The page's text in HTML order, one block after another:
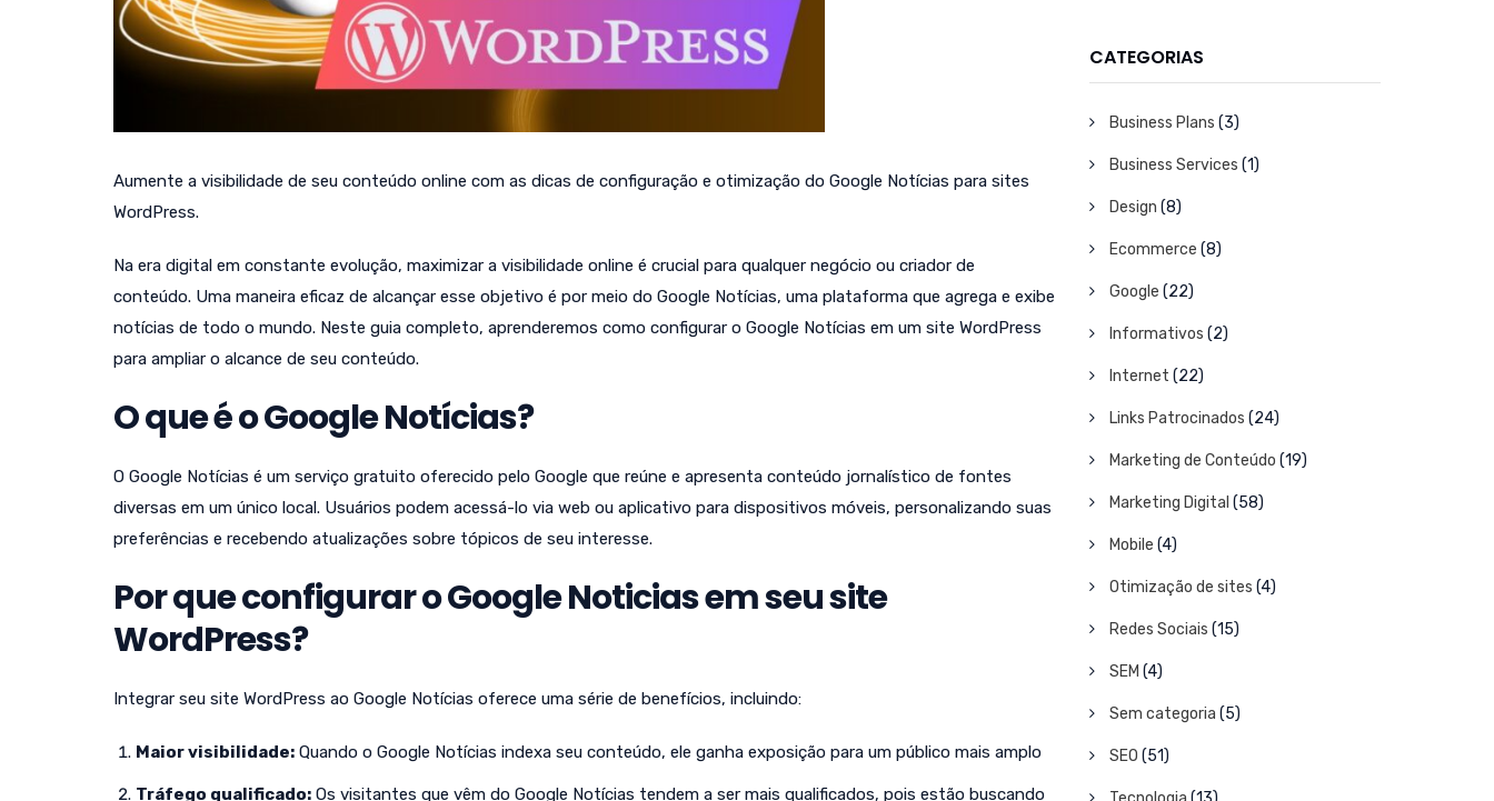
Aumente a visibilidade de seu conteúdo online com as dicas de configuração e otimização do Google Notícias para sites
WordPress.
Na era digital em constante evolução, maximizar a visibilidade online é crucial para qualquer negócio ou criador de
conteúdo. Uma maneira eficaz de alcançar esse objetivo é por meio do Google Notícias, uma plataforma que agrega e exibe
notícias de todo o mundo. Neste guia completo, aprenderemos como configurar o Google Notícias em um site WordPress
para ampliar o alcance de seu conteúdo.
O que é o Google Notícias?
O Google Notícias é um serviço gratuito oferecido pelo Google que reúne e apresenta conteúdo jornalístico de fontes
diversas em um único local. Usuários podem acessá-lo via web ou aplicativo para dispositivos móveis, personalizando suas
preferências e recebendo atualizações sobre tópicos de seu interesse.
Por que configurar o Google Noticias em seu site
WordPress?
Integrar seu site WordPress ao Google Notícias oferece uma série de benefícios, incluindo:
Maior visibilidade: Quando o Google Notícias indexa seu conteúdo, ele ganha exposição para um público mais amplo
Tráfego qualificado: Os visitantes que vêm do Google Notícias tendem a ser mais qualificados, pois estão buscando
CATEGORIAS
Business Plans (3)
Business Services (1)
Design (8)
Ecommerce (8)
Google (22)
Informativos (2)
Internet (22)
Links Patrocinados (24)
Marketing de Conteúdo (19)
Marketing Digital (58)
Mobile (4)
Otimização de sites (4)
Redes Sociais (15)
SEM (4)
Sem categoria (5)
SEO (51)